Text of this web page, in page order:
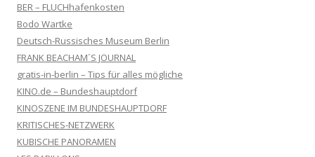
BER – FLUCHhafenkosten
Bodo Wartke
Deutsch-Russisches Museum Berlin
FRANK BEACHAM´S JOURNAL
gratis-in-berlin – Tips für alles mögliche
KINO.de – Bundeshauptdorf
KINOSZENE IM BUNDESHAUPTDORF
KRITISCHES-NETZWERK
KUBISCHE PANORAMEN